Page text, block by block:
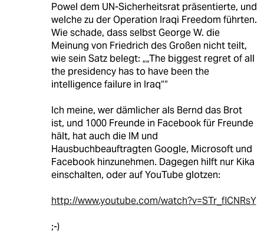
Powel dem UN-Sicherheitsrat präsentierte, und
welche zu der Operation Iraqi Freedom führten.
Wie schade, dass selbst George W. die
Meinung von Friedrich des Großen nicht teilt,
wie sein Satz belegt: „„The biggest regret of all
the presidency has to have been the
intelligence failure in Iraq““
Ich meine, wer dämlicher als Bernd das Brot
ist, und 1000 Freunde in Facebook für Freunde
hält, hat auch die IM und
Hausbuchbeauftragten Google, Microsoft und
Facebook hinzunehmen. Dagegen hilft nur Kika
einschalten, oder auf YouTube glotzen:
http://www.youtube.com/watch?v=STr_flCNRsY
;-)